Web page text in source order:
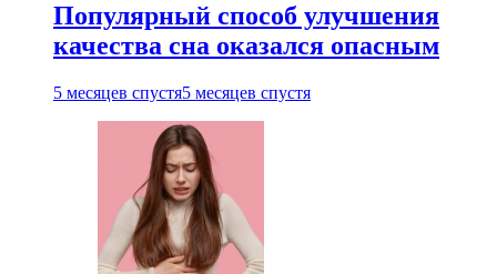
Популярный способ улучшения
качества сна оказался опасным
5 месяцев спустя5 месяцев спустя